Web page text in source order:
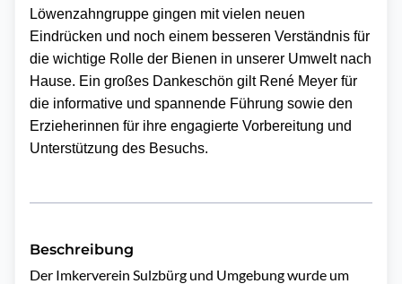
Löwenzahngruppe gingen mit vielen neuen
Eindrücken und noch einem besseren Verständnis für
die wichtige Rolle der Bienen in unserer Umwelt nach
Hause. Ein großes Dankeschön gilt René Meyer für
die informative und spannende Führung sowie den
Erzieherinnen für ihre engagierte Vorbereitung und
Unterstützung des Besuchs.
Beschreibung
Der Imkerverein Sulzbürg und Umgebung wurde um